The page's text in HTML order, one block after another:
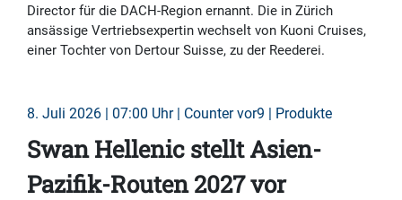
Director für die DACH-Region ernannt. Die in Zürich
ansässige Vertriebsexpertin wechselt von Kuoni Cruises,
einer Tochter von Dertour Suisse, zu der Reederei.
8. Juli 2026 | 07:00 Uhr | Counter vor9 | Produkte
Swan Hellenic stellt Asien-
Pazifik-Routen 2027 vor